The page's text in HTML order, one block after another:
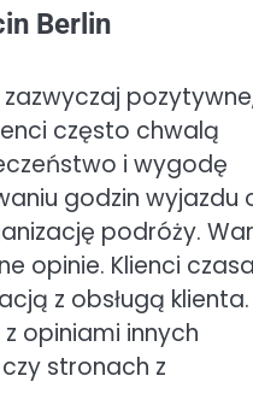
Berlin
często chwalą
i wygodę
godzin wyjazdu
podróży.
opinie. Klienci
z obsługą klienta.
opiniami innych
stronach z